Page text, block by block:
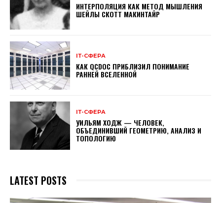
ИНТЕРПОЛЯЦИЯ КАК МЕТОД МЫШЛЕНИЯ
ШЕЙЛЫ СКОТТ МАКИНТАЙР
ІТ-СФЕРА
КАК QCDOC ПРИБЛИЗИЛ ПОНИМАНИЕ
РАННЕЙ ВСЕЛЕННОЙ
ІТ-СФЕРА
УИЛЬЯМ ХОДЖ — ЧЕЛОВЕК,
ОБЪЕДИНИВШИЙ ГЕОМЕТРИЮ, АНАЛИЗ И
ТОПОЛОГИЮ
LATEST POSTS